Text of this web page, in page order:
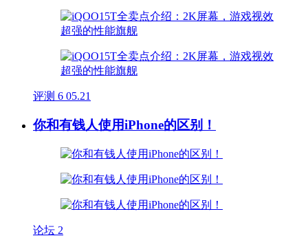
评测 6 05.21
你和有钱人使用iPhone的区别！
论坛 2